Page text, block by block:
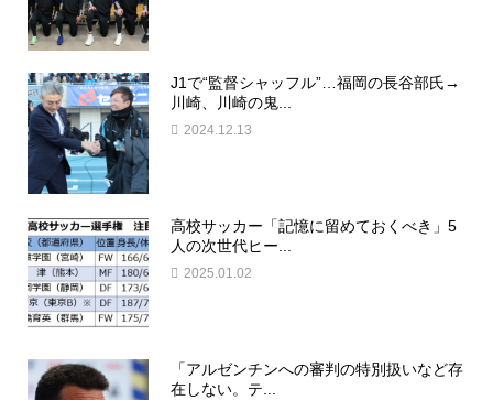
J1で“監督シャッフル”…福岡の長谷部氏→
川崎、川崎の鬼...
2024.12.13
高校サッカー「記憶に留めておくべき」5
人の次世代ヒー...
2025.01.02
「アルゼンチンへの審判の特別扱いなど存
在しない。テ...